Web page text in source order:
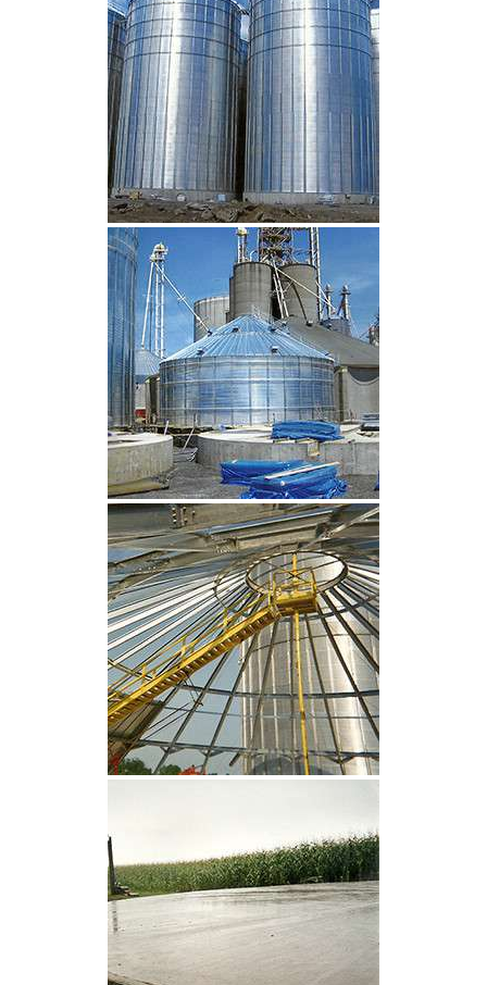
CLIQUEZ POUR AGRANDIR
CLIQUEZ POUR AGRANDIR
CLIQUEZ POUR AGRANDIR